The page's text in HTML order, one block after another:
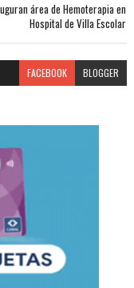
área de Hemoterapia en
Hospital de Villa Escolar
FACEBOOK BLOGGER